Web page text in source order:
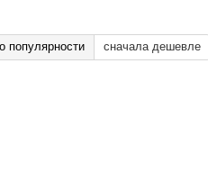
популярности сначала дешевле